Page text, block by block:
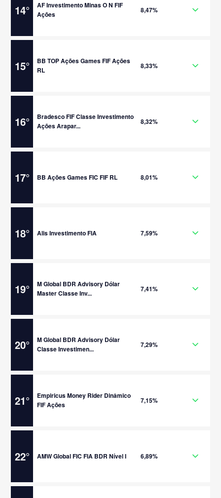
14°
AF Investimento Minas O N FIF
Ações
8,47%
15°
BB TOP Ações Games FIF Ações
RL
8,33%
16°
Bradesco FIF Classe Investimento
Ações Arapar...
8,32%
17° BB Ações Games FIC FIF RL 8,01%
18° Alis Investimento FIA 7,59%
19°
M Global BDR Advisory Dólar
Master Classe Inv...
7,41%
20°
M Global BDR Advisory Dólar
Classe Investimen...
7,29%
21°
Empiricus Money Rider Dinâmico
FIF Ações
7,15%
22° AMW Global FIC FIA BDR Nível I 6,89%